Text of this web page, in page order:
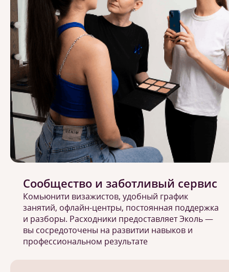
Сообщество и заботливый сервис
Комьюнити визажистов, удобный график
занятий, офлайн-центры, постоянная поддержка
и разборы. Расходники предоставляет Эколь —
вы сосредоточены на развитии навыков и
профессиональном результате